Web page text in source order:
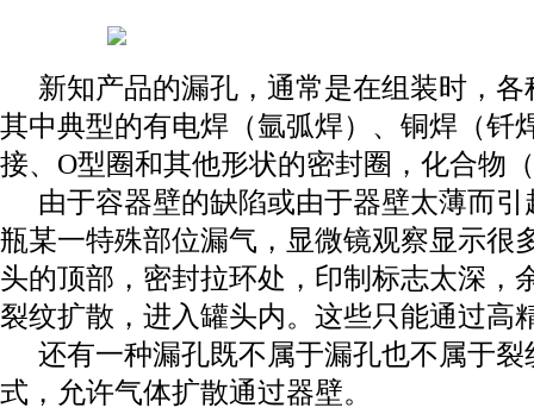
新知产品的漏孔，通常是在组装时，
其中典型的有电焊（氩弧焊）、铜焊（钎
接、O型圈和其他形状的密封圈，化合物
由于容器壁的缺陷或由于器壁太薄而
瓶某一特殊部位漏气，显微镜观察显示很
头的顶部，密封拉环处，印制标志太深，
裂纹扩散，进入罐头内。这些只能通过高
还有一种漏孔既不属于漏孔也不属于
式，允许气体扩散通过器壁。